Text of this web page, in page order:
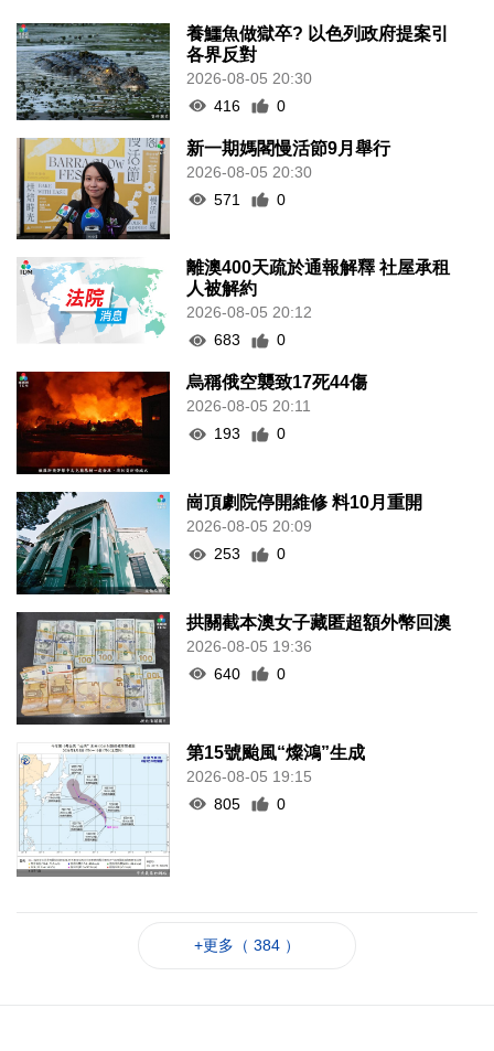
養鱷魚做獄卒? 以色列政府提案引
各界反對
2026-08-05 20:30
416
0
新一期媽閣慢活節9月舉行
2026-08-05 20:30
571
0
離澳400天疏於通報解釋 社屋承租
人被解約
2026-08-05 20:12
683
0
烏稱俄空襲致17死44傷
2026-08-05 20:11
193
0
崗頂劇院停開維修 料10月重開
2026-08-05 20:09
253
0
拱關截本澳女子藏匿超額外幣回澳
2026-08-05 19:36
640
0
第15號颱風“燦鴻”生成
2026-08-05 19:15
805
0
+更多（ 384 ）